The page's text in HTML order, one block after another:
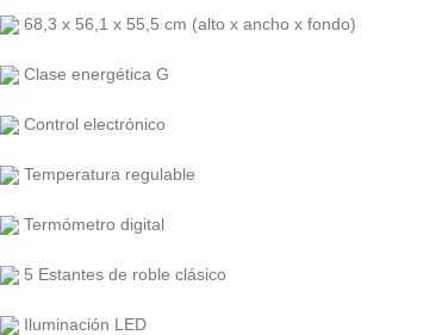
68,3 x 56,1 x 55,5 cm (alto x ancho x fondo)
Clase energética G
Control electrónico
Temperatura regulable
Termómetro digital
5 Estantes de roble clásico
Iluminación LED